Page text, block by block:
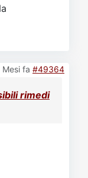
Mesi fa #49364
rimedi